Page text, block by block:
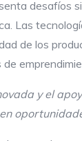
desafíos
Las
de los
y el